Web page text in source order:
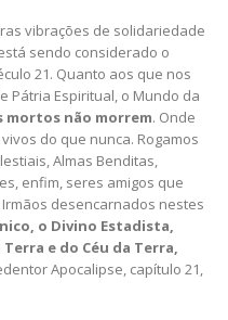
vibrações de solidariedade
sendo considerado o
21. Quanto aos que nos
Pátria Espiritual, o Mundo da
mortos não morrem. Onde
do que nunca. Rogamos
Almas Benditas,
enfim, seres amigos que
desencarnados nestes
o Divino Estadista,
e do Céu da Terra,
Apocalipse, capítulo 21,